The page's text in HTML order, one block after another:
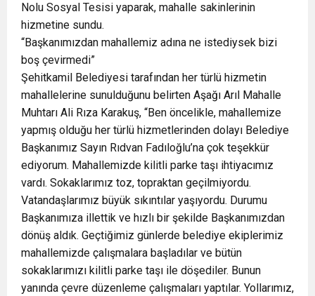
Nolu Sosyal Tesisi yaparak, mahalle sakinlerinin
hizmetine sundu.
“Başkanımızdan mahallemiz adına ne istediysek bizi
boş çevirmedi”
Şehitkamil Belediyesi tarafından her türlü hizmetin
mahallelerine sunulduğunu belirten Aşağı Arıl Mahalle
Muhtarı Ali Rıza Karakuş, “Ben öncelikle, mahallemize
yapmış olduğu her türlü hizmetlerinden dolayı Belediye
Başkanımız Sayın Rıdvan Fadıloğlu’na çok teşekkür
ediyorum. Mahallemizde kilitli parke taşı ihtiyacımız
vardı. Sokaklarımız toz, topraktan geçilmiyordu.
Vatandaşlarımız büyük sıkıntılar yaşıyordu. Durumu
Başkanımıza illettik ve hızlı bir şekilde Başkanımızdan
dönüş aldık. Geçtiğimiz günlerde belediye ekiplerimiz
mahallemizde çalışmalara başladılar ve bütün
sokaklarımızı kilitli parke taşı ile döşediler. Bunun
yanında çevre düzenleme çalışmaları yaptılar. Yollarımız,